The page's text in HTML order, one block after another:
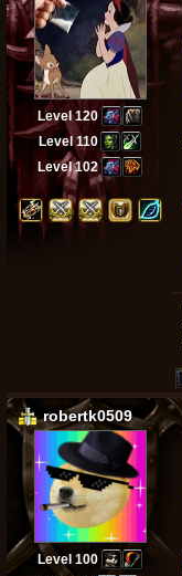
Level 120
Level 110
Level 102
robertk0509
Level 100